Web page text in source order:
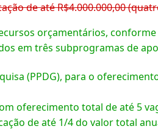
de até R$4.000.000,00
orçamentários,
em três subprogramas de
(PPDG), para o
oferecimento total de até 5
de até 1/4 do valor total